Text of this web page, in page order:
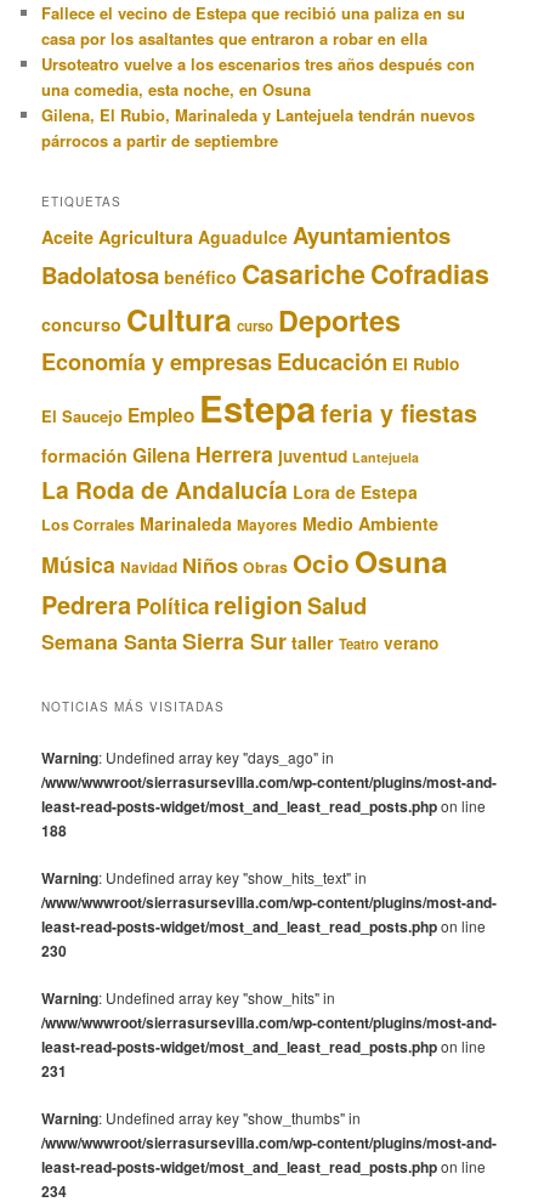
Fallece el vecino de Estepa que recibió una paliza en su
casa por los asaltantes que entraron a robar en ella
Ursoteatro vuelve a los escenarios tres años después con
una comedia, esta noche, en Osuna
Gilena, El Rubio, Marinaleda y Lantejuela tendrán nuevos
párrocos a partir de septiembre
ETIQUETAS
Aceite Agricultura Aguadulce Ayuntamientos
Badolatosa benéfico CasaricheCofradias
concurso Cultura curso Deportes
Economía y empresasEducación El Rubio
El Saucejo Empleo Estepaferia y fiestas
formación Gilena Herrera juventud Lantejuela
La Roda de Andalucía Lora de Estepa
Los Corrales Marinaleda Mayores Medio Ambiente
Música Navidad Niños Obras Ocio Osuna
Pedrera Política religionSalud
Semana Santa Sierra Sur taller Teatro verano
NOTICIAS MÁS VISITADAS
Warning: Undefined array key "days_ago" in
/www/wwwroot/sierrasursevilla.com/wp-content/plugins/most-and-
least-read-posts-widget/most_and_least_read_posts.phpon line
188
Warning: Undefined array key "show_hits_text" in
/www/wwwroot/sierrasursevilla.com/wp-content/plugins/most-and-
least-read-posts-widget/most_and_least_read_posts.phpon line
230
Warning: Undefined array key "show_hits" in
/www/wwwroot/sierrasursevilla.com/wp-content/plugins/most-and-
least-read-posts-widget/most_and_least_read_posts.phpon line
231
Warning: Undefined array key "show_thumbs" in
/www/wwwroot/sierrasursevilla.com/wp-content/plugins/most-and-
least-read-posts-widget/most_and_least_read_posts.phpon line
234